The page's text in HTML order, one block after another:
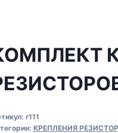
r111
КРЕПЛЕНИЯ